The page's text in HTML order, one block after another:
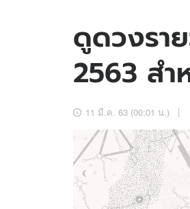
ข่าวบันเทิง
ข่าวกีฬา
ข่าวเศรษฐกิจ
อัปเดตจีน
เช็กข่าวชัวร์
ดูดวงรา
2563 สำ
11 มี.ค. 63 (00:01 น.)